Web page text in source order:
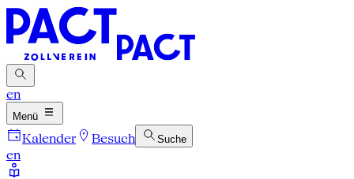
en
Menü
Kalender Besuch Suche
en